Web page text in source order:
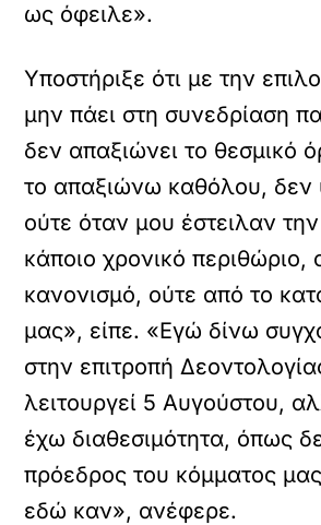
ως όφειλε».
Υποστήριξε ότι με την
μην πάει στη συνεδρίαση
δεν απαξιώνει το θεσμικό
το απαξιώνω καθόλου, δεν
ούτε όταν μου έστειλαν
κάποιο χρονικό περιθώριο,
κανονισμό, ούτε από το
μας», είπε. «Εγώ δίνω
στην επιτροπή
λειτουργεί 5 Αυγούστου,
έχω διαθεσιμότητα, όπως
πρόεδρος του κόμματος
εδώ καν», ανέφερε.